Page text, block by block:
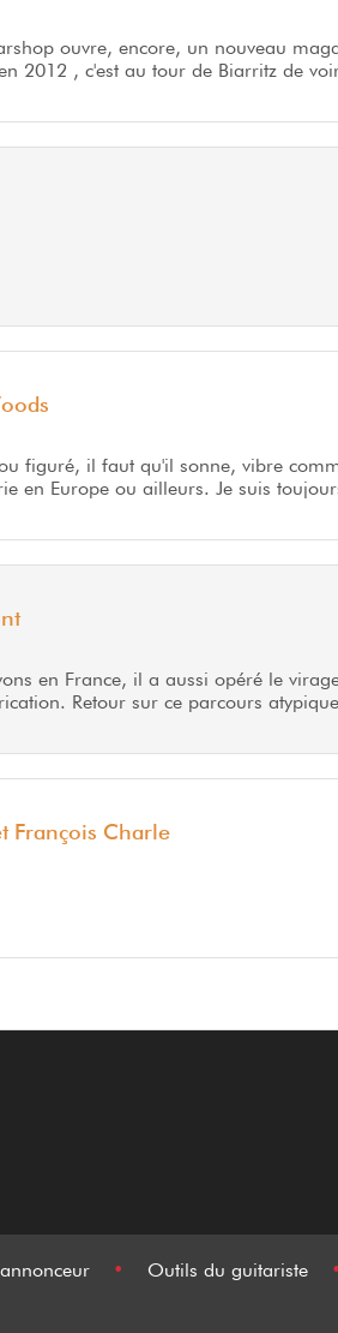
ouvre, encore, un nouveau
2012 , c'est au tour de Biarritz de
figuré, il faut qu'il sonne, vibre
en Europe ou ailleurs. Je suis
en France, il a aussi opéré le
Retour sur ce parcours
François Charle
• Outils du guitariste •